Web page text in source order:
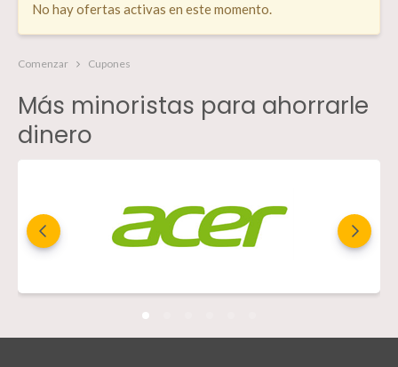
No hay ofertas activas en este momento.
Comenzar Cupones
Más minoristas para ahorrarle
dinero